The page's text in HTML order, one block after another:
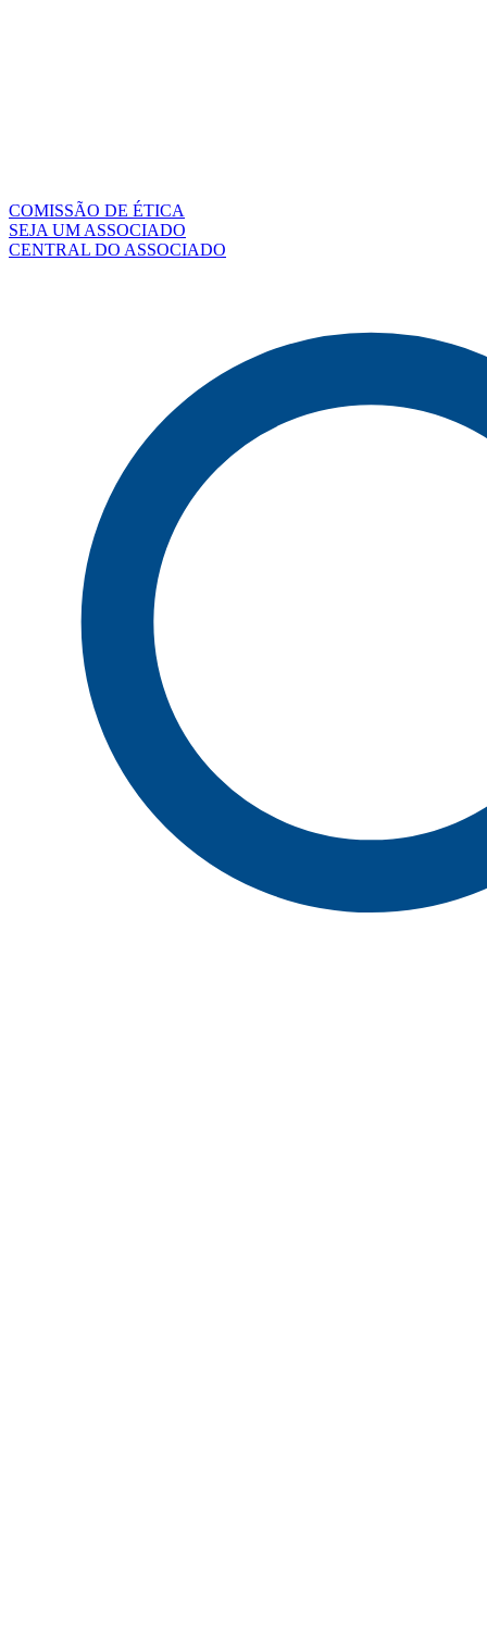
COMISSÃO DE ÉTICA
SEJA UM ASSOCIADO
CENTRAL DO ASSOCIADO